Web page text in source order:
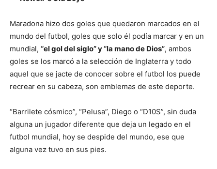
Maradona hizo dos goles que quedaron marcados en el
mundo del futbol, goles que solo él podía marcar y en un
mundial, “el gol del siglo” y “la mano de Dios”, ambos
goles se los marcó a la selección de Inglaterra y todo
aquel que se jacte de conocer sobre el futbol los puede
recrear en su cabeza, son emblemas de este deporte.
“Barrilete cósmico”, “Pelusa”, Diego o “D10S”, sin duda
alguna un jugador diferente que deja un legado en el
futbol mundial, hoy se despide del mundo, ese que
alguna vez tuvo en sus pies.